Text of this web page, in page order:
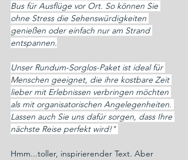
Bus für Ausflüge vor Ort. So können Sie
ohne Stress die Sehenswürdigkeiten
genießen oder einfach nur am Strand
entspannen.
Unser Rundum-Sorglos-Paket ist ideal für
Menschen geeignet, die ihre kostbare Zeit
lieber mit Erlebnissen verbringen möchten
als mit organisatorischen Angelegenheiten.
Lassen auch Sie uns dafür sorgen, dass Ihre
nächste Reise perfekt wird!"
Hmm...toller, inspirierender Text. Aber